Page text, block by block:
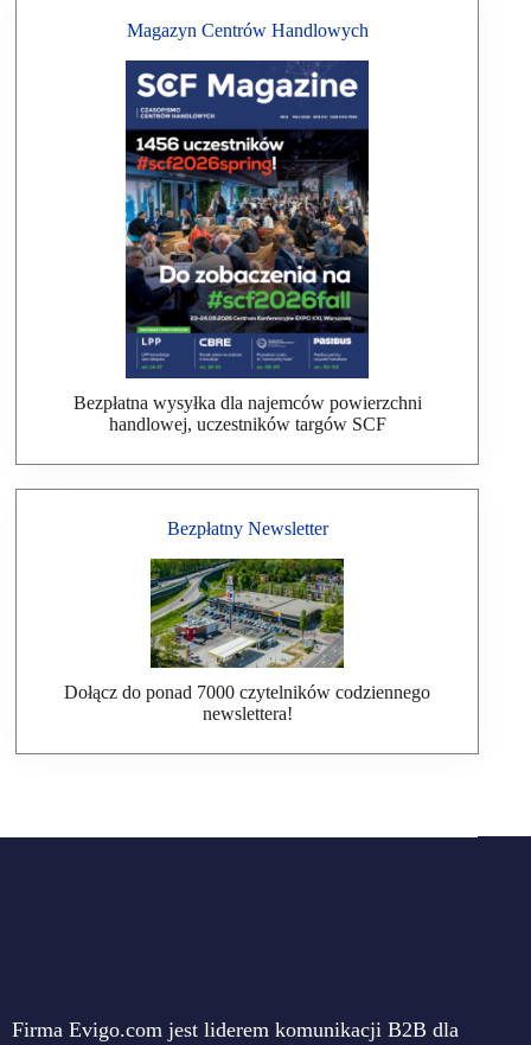
Magazyn Centrów Handlowych
Bezpłatna wysyłka dla najemców powierzchni
handlowej, uczestników targów SCF
Bezpłatny Newsletter
Dołącz do ponad 7000 czytelników codziennego
newslettera!
Firma Evigo.com jest liderem komunikacji B2B dla